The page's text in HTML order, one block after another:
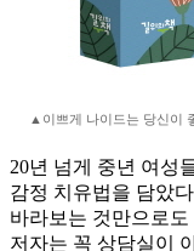
▲이쁘게 나이드는 당신이
20년 넘게 중년 여성
감정 치유법을 담았
바라보는 것만으로
저자는 꼭 상담실이